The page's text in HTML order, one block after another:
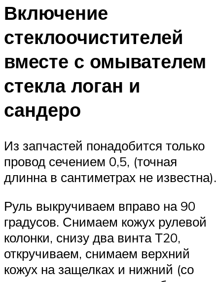
Включение
стеклоочистителей
вместе с омывателем
стекла логан и
сандеро
Из запчастей понадобится только
провод сечением 0,5, (точная
длинна в сантиметрах не известна).
Руль выкручиваем вправо на 90
градусов. Снимаем кожух рулевой
колонки, снизу два винта Т20,
откручиваем, снимаем верхний
кожух на защелках и нижний (со